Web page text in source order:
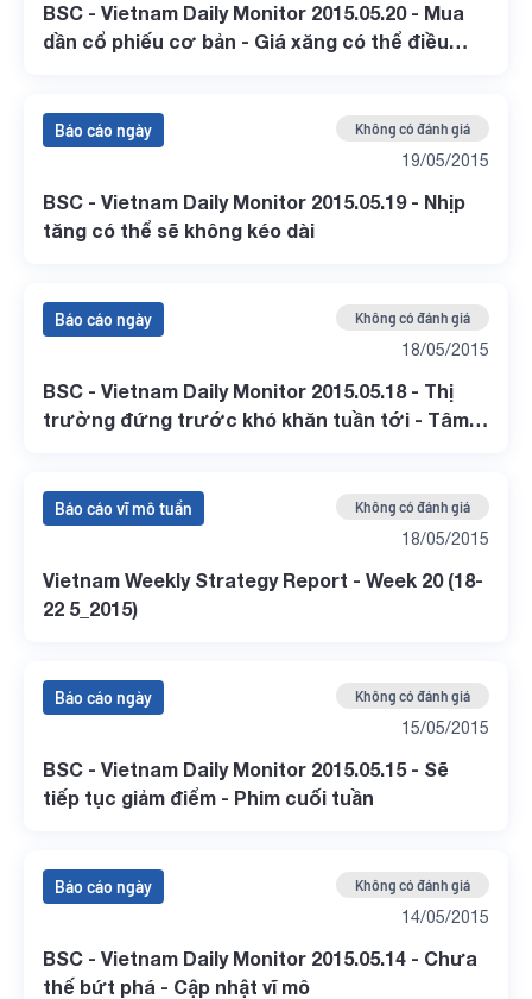
BSC - Vietnam Daily Monitor 2015.05.20 - Mua
dần cổ phiếu cơ bản - Giá xăng có thể điều
Báo cáo ngày Không có đánh giá
19/05/2015
BSC - Vietnam Daily Monitor 2015.05.19 - Nhịp
tăng có thể sẽ không kéo dài
Báo cáo ngày Không có đánh giá
18/05/2015
BSC - Vietnam Daily Monitor 2015.05.18 - Thị
trường đứng trước khó khăn tuần tới - Tâm
Báo cáo vĩ mô tuần Không có đánh giá
18/05/2015
Vietnam Weekly Strategy Report - Week 20 (18-
22 5_2015)
Báo cáo ngày Không có đánh giá
15/05/2015
BSC - Vietnam Daily Monitor 2015.05.15 - Sẽ
tiếp tục giảm điểm - Phim cuối tuần
Báo cáo ngày Không có đánh giá
14/05/2015
BSC - Vietnam Daily Monitor 2015.05.14 - Chưa
thế bứt phá - Cập nhật vĩ mô